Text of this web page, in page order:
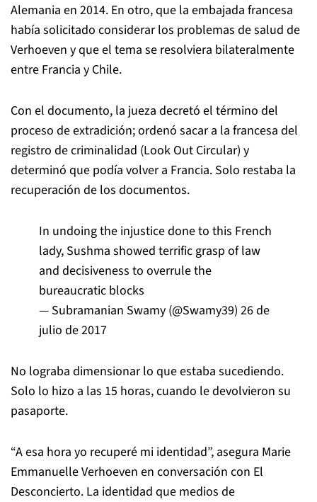
Alemania en 2014. En otro, que la embajada francesa
había solicitado considerar los problemas de salud de
Verhoeven y que el tema se resolviera bilateralmente
entre Francia y Chile.
Con el documento, la jueza decretó el término del
proceso de extradición; ordenó sacar a la francesa del
registro de criminalidad (Look Out Circular) y
determinó que podía volver a Francia. Solo restaba la
recuperación de los documentos.
In undoing the injustice done to this French
lady, Sushma showed terrific grasp of law
and decisiveness to overrule the
bureaucratic blocks
— Subramanian Swamy (@Swamy39) 26 de
julio de 2017
No lograba dimensionar lo que estaba sucediendo.
Solo lo hizo a las 15 horas, cuando le devolvieron su
pasaporte.
“A esa hora yo recuperé mi identidad”, asegura Marie
Emmanuelle Verhoeven en conversación con El
Desconcierto. La identidad que medios de